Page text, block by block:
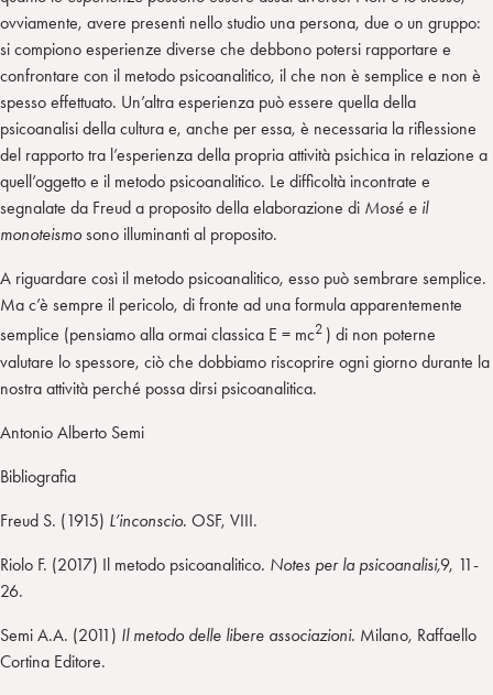
ovviamente, avere presenti nello studio una persona, due o un gruppo:
si compiono esperienze diverse che debbono potersi rapportare e
confrontare con il metodo psicoanalitico, il che non è semplice e non è
spesso effettuato. Un’altra esperienza può essere quella della
psicoanalisi della cultura e, anche per essa, è necessaria la riflessione
del rapporto tra l’esperienza della propria attività psichica in relazione a
quell’oggetto e il metodo psicoanalitico. Le difficoltà incontrate e
segnalate da Freud a proposito della elaborazione di Mosé e il
monoteismosono illuminanti al proposito.
A riguardare così il metodo psicoanalitico, esso può sembrare semplice.
Ma c’è sempre il pericolo, di fronte ad una formula apparentemente
semplice (pensiamo alla ormai classica E = mc2 ) di non poterne
valutare lo spessore, ciò che dobbiamo riscoprire ogni giorno durante la
nostra attività perché possa dirsi psicoanalitica.
Antonio Alberto Semi
Bibliografia
Freud S. (1915) L’inconscio. OSF, VIII.
Riolo F. (2017) Il metodo psicoanalitico. Notes per la psicoanalisi,9, 11-
26.
Semi A.A. (2011) Il metodo delle libere associazioni. Milano, Raffaello
Cortina Editore.